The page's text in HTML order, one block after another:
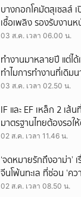
บางกอกโคมัตสุเซลส์
เชื้อเพลิง รองรับงาน
เครื่องจักรผ่านดาวเทียม
03 ส.ค. เวลา 06.00 น.
ทำงานมาหลายปี แต่ไ
ทำไมการทำงานที่เดิม
03 ส.ค. เวลา 02.50 น.
IF และ EF เหล็ก 2 เส้
มาตรฐานไทยต้องรอ
02 ส.ค. เวลา 11.46 น.
‘จดหมายรักถึงอาม่า’
จีนโพ้นทะเล ที่ซ่อน ‘ค
‘โพยก๊วน’
02 ส.ค. เวลา 08.50 น.